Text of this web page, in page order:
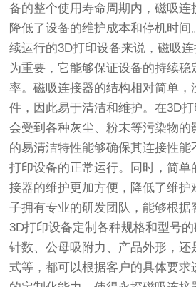
备的整个使用寿命周期内，磁吸连
降低了设备的维护成本和停机时
续运行的3D打印设备来说，磁吸
为重要，它能够保证设备的持续稳
率。磁吸连接器的结构相对简单，
件，因此易于清洁和维护。在3D
会受到各种灰尘、粉末等污染物的
的易清洁特性能够确保其连接性能
打印设备的正常运行。同时，简单
接器的维护更加方便，降低了维护
子拥有专业的研发团队，能够根据
3D打印设备定制各种规格和型号
针数、公母吸附力、产品外形，还
式等，都可以根据客户的具体要求